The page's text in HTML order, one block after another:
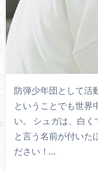
防弾少年団として活
ということでも世界
い。 シュガは、白
と言う名前が付いた
ださい！…